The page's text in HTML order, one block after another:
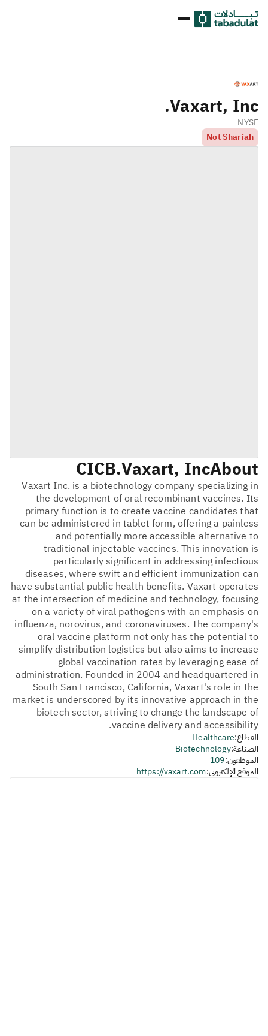
Vaxart, Inc.
NYSE
Not Shariah
About
Vaxart, Inc.
CICB
Vaxart Inc. is a biotechnology company specializing in
the development of oral recombinant vaccines. Its
primary function is to create vaccine candidates that
can be administered in tablet form, offering a painless
and potentially more accessible alternative to
traditional injectable vaccines. This innovation is
particularly significant in addressing infectious
diseases, where swift and efficient immunization can
have substantial public health benefits. Vaxart operates
at the intersection of medicine and technology, focusing
on a variety of viral pathogens with an emphasis on
influenza, norovirus, and coronaviruses. The company's
oral vaccine platform not only has the potential to
simplify distribution logistics but also aims to increase
global vaccination rates by leveraging ease of
administration. Founded in 2004 and headquartered in
South San Francisco, California, Vaxart's role in the
market is underscored by its innovative approach in the
biotech sector, striving to change the landscape of
vaccine delivery and accessibility.
القطاع:Healthcare
الصناعة:Biotechnology
الموظفون:109
الموقع الإلكتروني:https://vaxart.com